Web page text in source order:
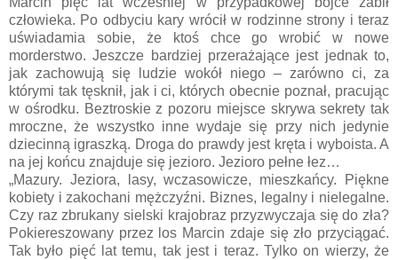
człowieka. Po odbyciu kary wrócił w rodzinne strony i teraz
uświadamia sobie, że ktoś chce go wrobić w nowe
morderstwo. Jeszcze bardziej przerażające jest jednak to,
jak zachowują się ludzie wokół niego – zarówno ci, za
którymi tak tęsknił, jak i ci, których obecnie poznał, pracując
w ośrodku. Beztroskie z pozoru miejsce skrywa sekrety tak
mroczne, że wszystko inne wydaje się przy nich jedynie
dziecinną igraszką. Droga do prawdy jest kręta i wyboista. A
na jej końcu znajduje się jezioro. Jezioro pełne łez…
„Mazury. Jeziora, lasy, wczasowicze, mieszkańcy. Piękne
kobiety i zakochani mężczyźni. Biznes, legalny i nielegalne.
Czy raz zbrukany sielski krajobraz przyzwyczaja się do zła?
Pokiereszowany przez los Marcin zdaje się zło przyciągać.
Tak było pięć lat temu, tak jest i teraz. Tylko on wierzy, że